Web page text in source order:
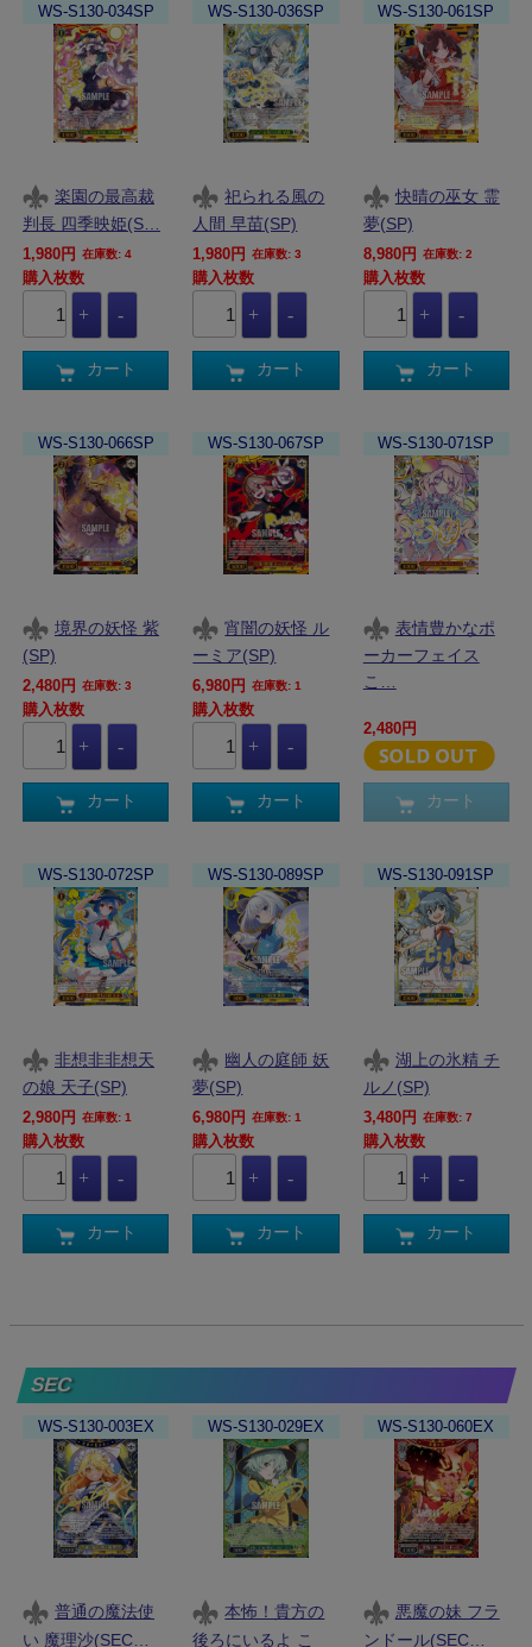
WS-S130-034SP
楽園の最高裁
判長 四季映姫(S…
1,980円 在庫数: 4
購入枚数
カート
WS-S130-036SP
祀られる風の
人間 早苗(SP)
1,980円 在庫数: 3
購入枚数
カート
WS-S130-061SP
快晴の巫女 霊
夢(SP)
8,980円 在庫数: 2
購入枚数
カート
WS-S130-066SP
境界の妖怪 紫
(SP)
2,480円 在庫数: 3
購入枚数
カート
WS-S130-067SP
宵闇の妖怪 ル
ーミア(SP)
6,980円 在庫数: 1
購入枚数
カート
WS-S130-071SP
表情豊かなポ
ーカーフェイス
こ…
2,480円
カート
WS-S130-072SP
非想非非想天
の娘 天子(SP)
2,980円 在庫数: 1
購入枚数
カート
WS-S130-089SP
幽人の庭師 妖
夢(SP)
6,980円 在庫数: 1
購入枚数
カート
WS-S130-091SP
湖上の氷精 チ
ルノ(SP)
3,480円 在庫数: 7
購入枚数
カート
SEC
WS-S130-003EX
普通の魔法使
い 魔理沙(SEC…
WS-S130-029EX
本怖！貴方の
後ろにいるよ こ
WS-S130-060EX
悪魔の妹 フラ
ンドール(SEC…